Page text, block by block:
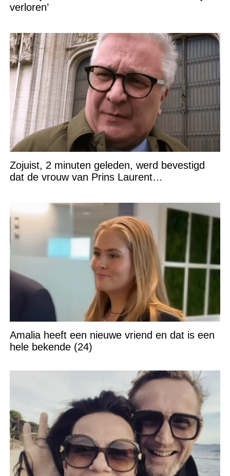
verloren’
Zojuist, 2 minuten geleden, werd bevestigd
dat de vrouw van Prins Laurent…
Amalia heeft een nieuwe vriend en dat is een
hele bekende (24)